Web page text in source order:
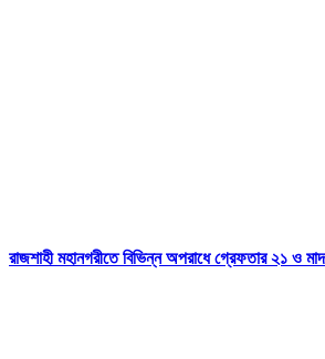
রাজশাহী মহানগরীতে বিভিন্ন অপরাধে গ্রেফতার ২১ ও